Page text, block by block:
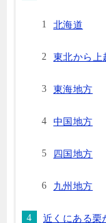
北海道
東北から上
東海地方
中国地方
四国地方
九州地方
近くにある栗